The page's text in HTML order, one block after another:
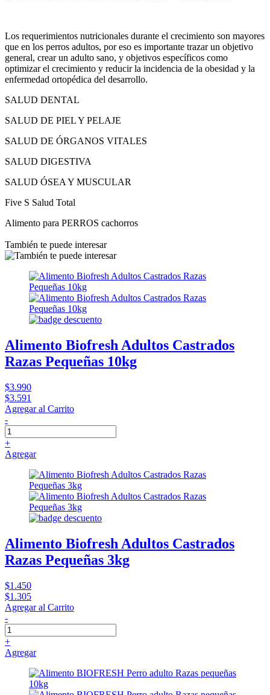
Los requerimientos nutricionales durante el crecimiento son mayores
que en los perros adultos, por eso es importante trazar un objetivo
general, crear un adulto sano, y objetivos específicos como
optimizar el crecimiento y reducir la incidencia de la obesidad y la
enfermedad ortopédica del desarrollo.
SALUD DENTAL
SALUD DE PIEL Y PELAJE
SALUD DE ÓRGANOS VITALES
SALUD DIGESTIVA
SALUD ÓSEA Y MUSCULAR
Five S Salud Total
Alimento para PERROS cachorros
También te puede interesar
Alimento Biofresh Adultos Castrados
Razas Pequeñas 10kg
$3.990
$3.591
Agregar al Carrito
-
+
Agregar
Alimento Biofresh Adultos Castrados
Razas Pequeñas 3kg
$1.450
$1.305
Agregar al Carrito
-
+
Agregar